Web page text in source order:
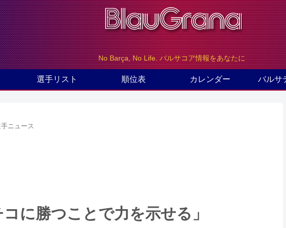
No Barça, No Life. バルサコア情報をあなたに
選手リスト 順位表 カレンダー バルサ
ニュース
に勝つことで力を示せる」